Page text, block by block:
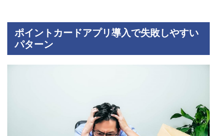
ポイントカードアプリ導入で失敗しやすい
パターン